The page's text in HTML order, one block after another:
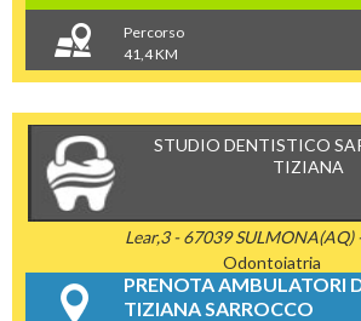
Percorso
41,4 KM
STUDIO DENTISTICO
TIZIANA
Lear,3 - 67039 SULMONA(AQ)
Odontoiatria
PRENOTA AMBULATORI
TIZIANA SARROCCO